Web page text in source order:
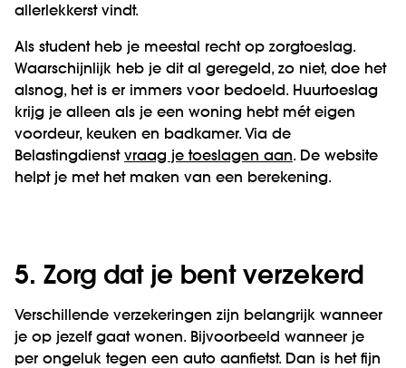
allerlekkerst vindt.
Als student heb je meestal recht op zorgtoeslag.
Waarschijnlijk heb je dit al geregeld, zo niet, doe het
alsnog, het is er immers voor bedoeld. Huurtoeslag
krijg je alleen als je een woning hebt mét eigen
voordeur, keuken en badkamer. Via de
Belastingdienst vraag je toeslagen aan. De website
helpt je met het maken van een berekening.
5. Zorg dat je bent verzekerd
Verschillende verzekeringen zijn belangrijk wanneer
je op jezelf gaat wonen. Bijvoorbeeld wanneer je
per ongeluk tegen een auto aanfietst. Dan is het fijn